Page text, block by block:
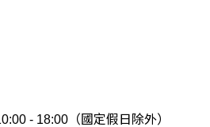
- 18:00（國定假日除外）